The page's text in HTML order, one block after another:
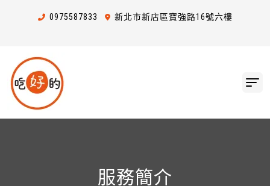
0975587833 新北市新店區寶強路16號六樓
服務簡介